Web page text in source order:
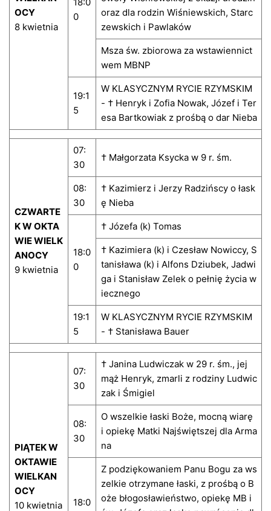
OCY
8 kwietnia
0
oraz dla rodzin Wiśniewskich, Starc
zewskich i Pawlaków
Msza św. zbiorowa za wstawiennict
wem MBNP
19:1
5
W KLASYCZNYM RYCIE RZYMSKIM
- † Henryk i Zofia Nowak, Józef i Ter
esa Bartkowiak z prośbą o dar Nieba
CZWARTE
K W OKTA
WIE WIELK
ANOCY
9 kwietnia
07:
30
† Małgorzata Ksycka w 9 r. śm.
08:
30
† Kazimierz i Jerzy Radzińscy o łask
ę Nieba
18:0
0
† Józefa (k) Tomas
† Kazimiera (k) i Czesław Nowiccy, S
tanisława (k) i Alfons Dziubek, Jadwi
ga i Stanisław Zelek o pełnię życia w
iecznego
19:1
5
W KLASYCZNYM RYCIE RZYMSKIM
- † Stanisława Bauer
PIĄTEK W
OKTAWIE
WIELKAN
OCY
10 kwietnia
07:
30
† Janina Ludwiczak w 29 r. śm., jej
mąż Henryk, zmarli z rodziny Ludwic
zak i Śmigiel
08:
30
O wszelkie łaski Boże, mocną wiarę
i opiekę Matki Najświętszej dla Arma
na
18:0
Z podziękowaniem Panu Bogu za ws
zelkie otrzymane łaski, z prośbą o B
oże błogosławieństwo, opiekę MB i